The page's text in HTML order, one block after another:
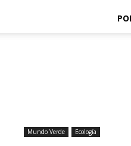
Mundo Verde Ecología